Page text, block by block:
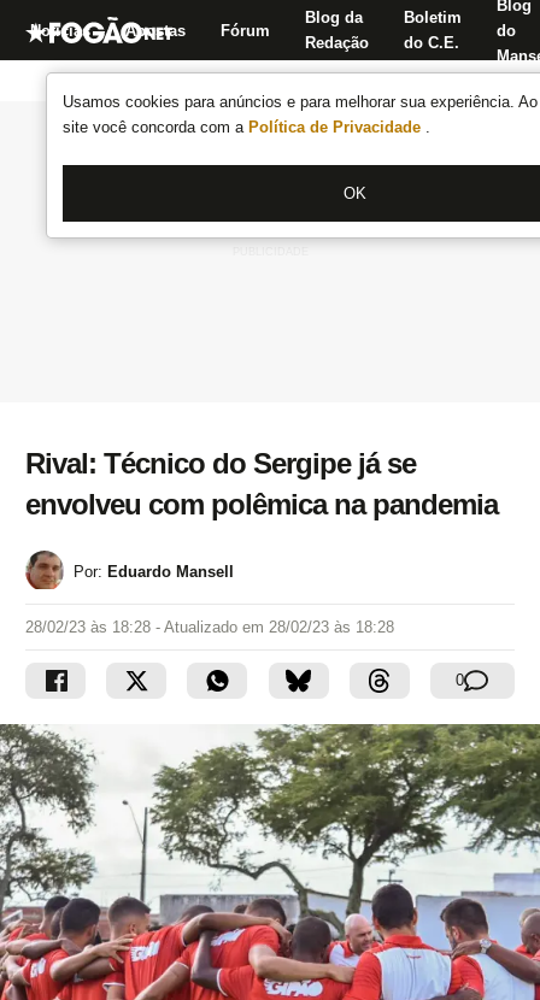
Usamos cookies para anúncios e para melhorar sua experiência.
site você concorda com a Política de Privacidade .
OK
Notícias Apostas Fórum
Blog da
Redação
Boletim
do C.E.
Blog
do
Rival: Técnico do Sergipe já se
envolveu com polêmica na pandemia
Por: Eduardo Mansell
28/02/23 às 18:28 - Atualizado em 28/02/23 às 18:28
0